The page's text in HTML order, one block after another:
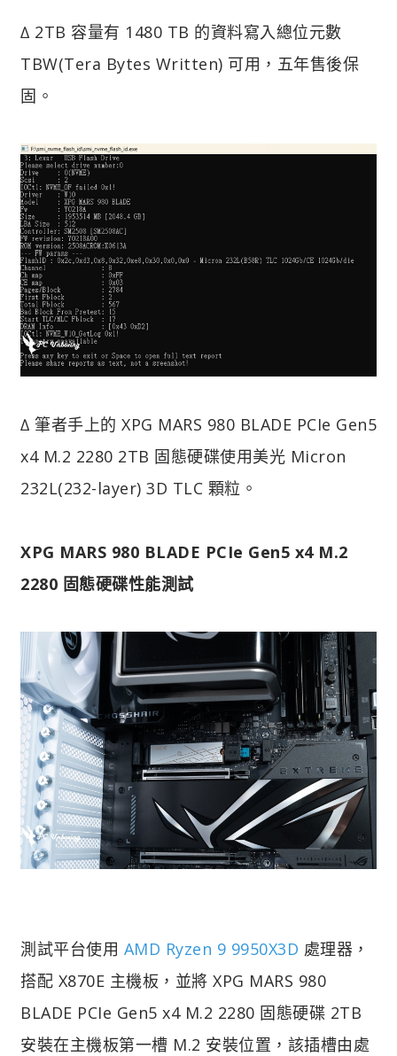
∆ 2TB 容量有 1480 TB 的資料寫入總位元數
TBW(Tera Bytes Written) 可用，五年售後保
固。
∆ 筆者手上的 XPG MARS 980 BLADE PCIe Gen5
x4 M.2 2280 2TB 固態硬碟使用美光 Micron
232L(232-layer) 3D TLC 顆粒。
XPG MARS 980 BLADE PCIe Gen5 x4 M.2
2280 固態硬碟性能測試
測試平台使用 AMD Ryzen 9 9950X3D 處理器，
搭配 X870E 主機板，並將 XPG MARS 980
BLADE PCIe Gen5 x4 M.2 2280 固態硬碟 2TB
安裝在主機板第一槽 M.2 安裝位置，該插槽由處